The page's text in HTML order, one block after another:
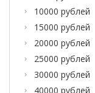
10000 рублей
15000 рублей
20000 рублей
25000 рублей
30000 рублей
40000 рублей